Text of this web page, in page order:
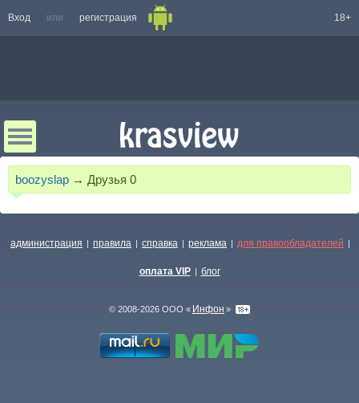
Вход или регистрация 18+
boozyslap → Друзья 0
администрация | правила | справка | реклама | для правообладателей |
оплата VIP | блог
© 2008-2026 ООО « Инфон »